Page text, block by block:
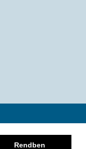
Rendben